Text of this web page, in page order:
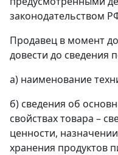
законодательством
Продавец в момент
довести до сведения
а) наименование
б) сведения об
свойствах товара –
ценности,
хранения продуктов